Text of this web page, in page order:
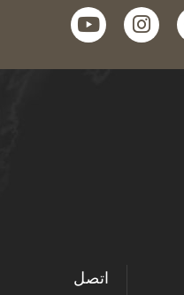
instagram
youtube
اتصل